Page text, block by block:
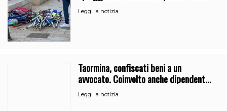
Guardia Costiera
Leggi la notizia
Taormina, confiscati beni a un
avvocato. Coinvolto anche dipendente
del Comune
Leggi la notizia